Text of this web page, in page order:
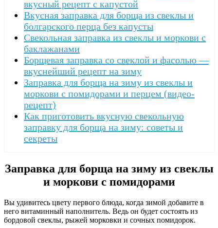
вкусный рецепт с капустой
Вкусная заправка для борща из свеклы и
болгарского перца без капусты
Свекольная заправка из свеклы и моркови с
баклажанами
Борщевая заправка со свеклой и фасолью —
вкуснейший рецепт на зиму
Заправка для борща на зиму из свеклы и
моркови с помидорами и перцем (видео-
рецепт)
Как приготовить вкусную свекольную
заправку для борща на зиму: советы и
секреты
Заправка для борща на зиму из свеклы
и моркови с помидорами
Вы удивитесь цвету первого блюда, когда зимой добавите в
него витаминный наполнитель. Ведь он будет состоять из
бордовой свеклы, рыжей морковки и сочных помидорок.